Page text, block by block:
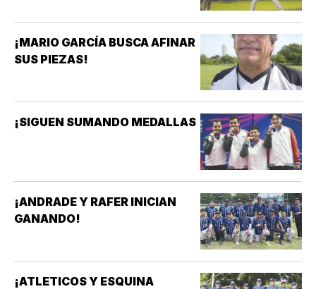
¡MARIO GARCÍA BUSCA AFINAR
SUS PIEZAS!
¡SIGUEN SUMANDO MEDALLAS
¡ANDRADE Y RAFER INICIAN
GANANDO!
¡ATLETICOS Y ESQUINA